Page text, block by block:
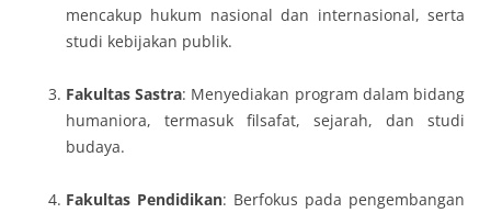
mencakup hukum nasional dan internasional, serta
studi kebijakan publik.
Fakultas Sastra: Menyediakan program dalam bidang
humaniora, termasuk filsafat, sejarah, dan studi
budaya.
Fakultas Pendidikan: Berfokus pada pengembangan